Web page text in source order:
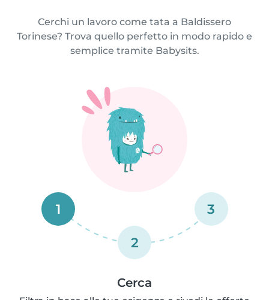
Cerchi un lavoro come tata a Baldissero
Torinese? Trova quello perfetto in modo rapido e
semplice tramite Babysits.
1
2
3
Cerca